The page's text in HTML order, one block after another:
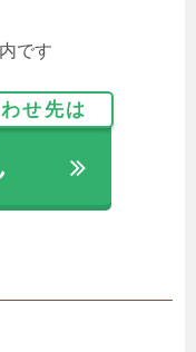
です
せ先は
ん